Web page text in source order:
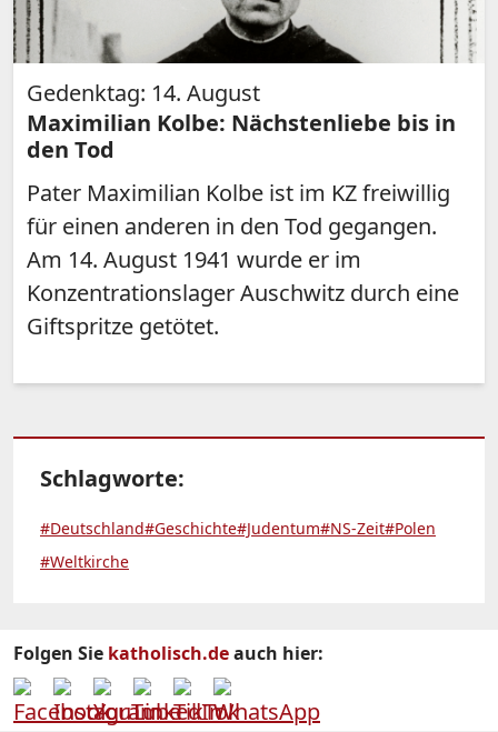
Gedenktag: 14. August
Maximilian Kolbe: Nächstenliebe bis in
den Tod
Pater Maximilian Kolbe ist im KZ freiwillig
für einen anderen in den Tod gegangen.
Am 14. August 1941 wurde er im
Konzentrationslager Auschwitz durch eine
Giftspritze getötet.
Schlagworte:
#Deutschland#Geschichte#Judentum#NS-Zeit#Polen
#Weltkirche
Folgen Sie katholisch.deauch hier: